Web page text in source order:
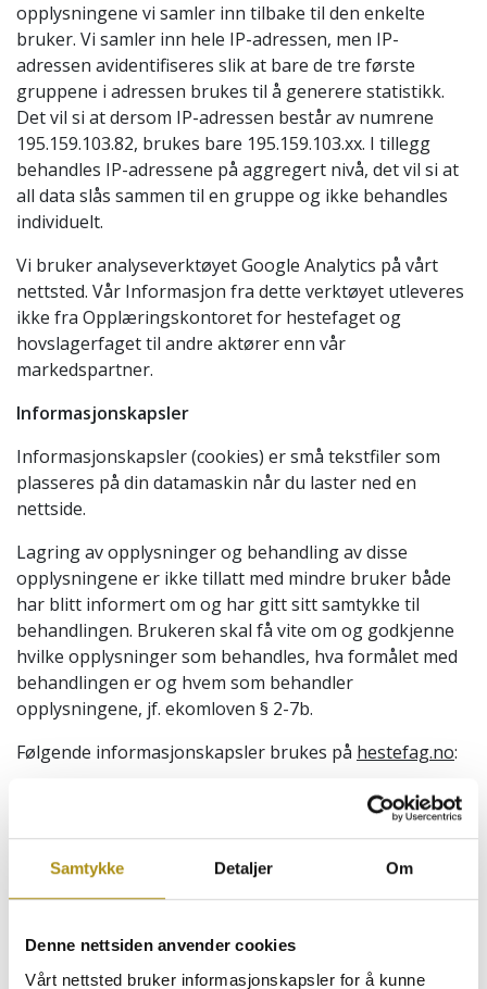
Samtykke Detaljer Om
Denne nettsiden anvender cookies
Vårt nettsted bruker informasjonskapsler for å kunne
opplysningene vi samler inn tilbake til den enkelte
bruker. Vi samler inn hele IP-adressen, men IP-
adressen avidentifiseres slik at bare de tre første
gruppene i adressen brukes til å generere statistikk.
Det vil si at dersom IP-adressen består av numrene
195.159.103.82, brukes bare 195.159.103.xx. I tillegg
behandles IP-adressene på aggregert nivå, det vil si at
all data slås sammen til en gruppe og ikke behandles
individuelt.
Vi bruker analyseverktøyet Google Analytics på vårt
nettsted. Vår Informasjon fra dette verktøyet utleveres
ikke fra Opplæringskontoret for hestefaget og
hovslagerfaget til andre aktører enn vår
markedspartner.
Informasjonskapsler
Informasjonskapsler (cookies) er små tekstfiler som
plasseres på din datamaskin når du laster ned en
nettside.
Lagring av opplysninger og behandling av disse
opplysningene er ikke tillatt med mindre bruker både
har blitt informert om og har gitt sitt samtykke til
behandlingen. Brukeren skal få vite om og godkjenne
hvilke opplysninger som behandles, hva formålet med
behandlingen er og hvem som behandler
opplysningene, jf. ekomloven § 2-7b.
Følgende informasjonskapsler brukes på hestefag.no:
Analyseverktøyet Google Analytics plasserer
informasjonskapsler på din maskin). Dette gjøres
etter 90 dager. Du kan lese mer om nettstatistikk
over.
også to informasjonskapsler på din maskin disse
brukes i forbindelse med innsending av skjemaer,